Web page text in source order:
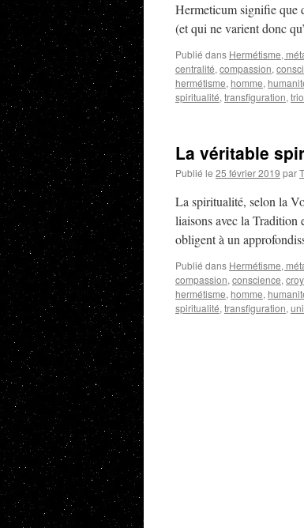
Hermeticum signifie que
(et qui ne varient donc
Publié dans Hermétisme,
centralité, compassion,
hermétisme, homme,
spiritualité, transfiguration,
La véritable
Publié le 25 février 2019 par
La spiritualité, selon la
liaisons avec la Tradition
obligent à un
Publié dans Hermétisme,
compassion, conscience,
hermétisme, homme,
spiritualité, transfiguration,